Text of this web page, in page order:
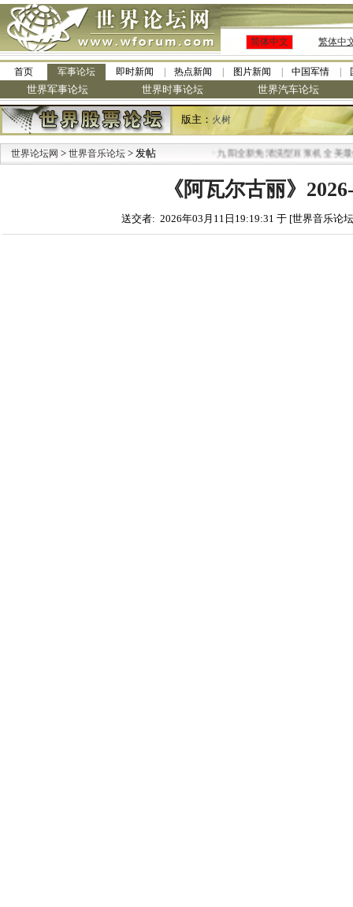
简体中文 繁体中
首页 军事论坛 即时新闻 热点新闻 图片新闻 中国军情
世界军事论坛 世界时事论坛 世界汽车论坛
版主： 火树
世界论坛网 > 世界音乐论坛 > 发帖 九阳全新免清洗型豆浆机 全美最低
《阿瓦尔古丽》
送交者: 2026年03月11日19:19:31 于 [世界音乐论